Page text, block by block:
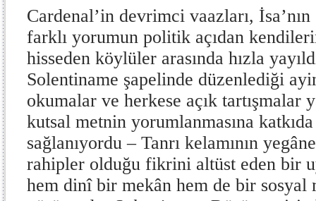
Cardenal’in devrimci vaazları,
farklı yorumun politik açıdan
hisseden köylüler arasında hızla
Solentiname şapelinde düzenlediği
okumalar ve herkese açık tartışmalar
kutsal metnin yorumlanmasına
sağlanıyordu – Tanrı kelamının
rahipler olduğu fikrini altüst eden bir
hem dinî bir mekân hem de bir sosyal